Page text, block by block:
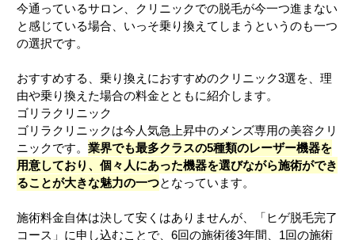
今通っているサロン、クリニックでの脱毛が今一つ進まない
と感じている場合、いっそ乗り換えてしまうというのも一つ
の選択です。
おすすめする、乗り換えにおすすめのクリニック3選を、理
由や乗り換えた場合の料金とともに紹介します。
ゴリラクリニック
ゴリラクリニックは今人気急上昇中のメンズ専用の美容クリ
ニックです。 業界でも最多クラスの5種類のレーザー機器を
用意しており、個々人にあった機器を選びながら施術ができ
ることが大きな魅力の一つとなっています。
施術料金自体は決して安くはありませんが、「ヒゲ脱毛完了
コース」に申し込むことで、6回の施術後3年間、1回の施術